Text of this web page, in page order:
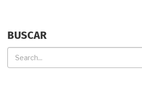
BUSCAR